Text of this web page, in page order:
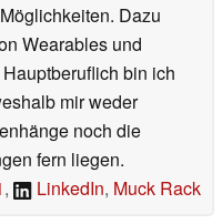
Dazu
Wearables und
bin ich
mir weder
noch die
fern liegen.
, LinkedIn, Muck Rack